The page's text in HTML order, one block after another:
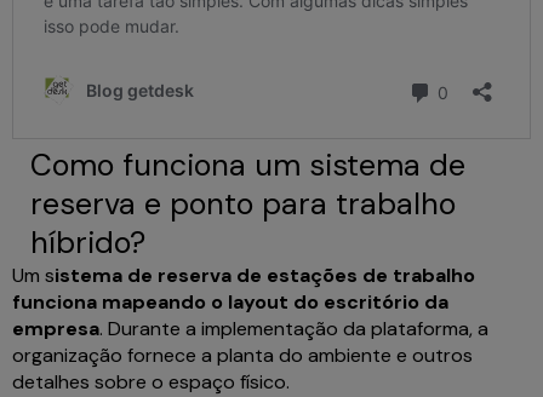
Como funciona um sistema de
reserva e ponto para trabalho
híbrido?
Um sistema de reserva de estações de trabalho
funciona mapeando o layout do escritório da
empresa. Durante a implementação da plataforma, a
organização fornece a planta do ambiente e outros
detalhes sobre o espaço físico.